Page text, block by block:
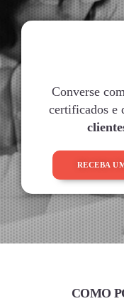
Converse
certificados e
RECEBA
COMO